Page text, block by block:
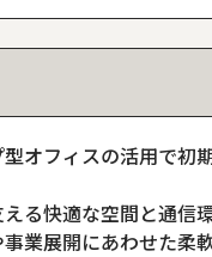
オフィスの活用で初
る快適な空間と通信
業展開にあわせた柔